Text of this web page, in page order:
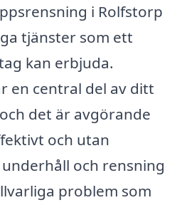
i Rolfstorp
tjänster som ett
kan erbjuda.
en central del av ditt
det är avgörande
och utan
och rensning
problem som